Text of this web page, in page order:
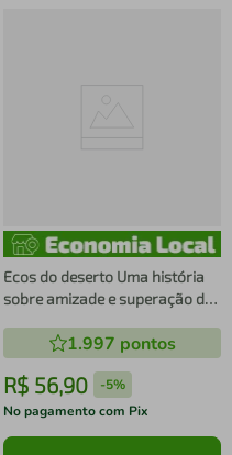
Ecos do deserto Uma história
sobre amizade e superação do
história de amor
1.997 pontos
R$ 56,90 -5%
No pagamento com Pix